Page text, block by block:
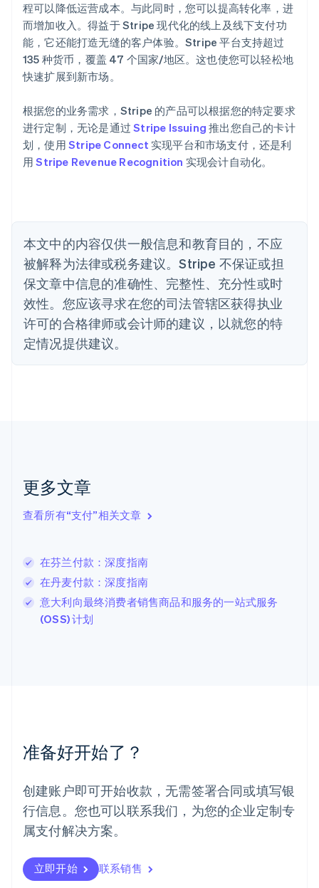
程可以降低运营成本。与此同时，您可以提高转化率，进
而增加收入。得益于 Stripe 现代化的线上及线下支付功
能，它还能打造无缝的客户体验。Stripe 平台支持超过
135 种货币，覆盖 47 个国家/地区。这也使您可以轻松地
快速扩展到新市场。
根据您的业务需求，Stripe 的产品可以根据您的特定要求
进行定制，无论是通过Stripe Issuing 推出您自己的卡计
划，使用 Stripe Connect 实现平台和市场支付，还是利
用Stripe Revenue Recognition 实现会计自动化。
本文中的内容仅供一般信息和教育目的，不应
被解释为法律或税务建议。Stripe 不保证或担
保文章中信息的准确性、完整性、充分性或时
效性。您应该寻求在您的司法管辖区获得执业
许可的合格律师或会计师的建议，以就您的特
定情况提供建议。
更多文章
查看所有“支付”相关文章
在芬兰付款：深度指南
在丹麦付款：深度指南
意大利向最终消费者销售商品和服务的一站式服务
(OSS) 计划
准备好开始了？
创建账户即可开始收款，无需签署合同或填写银
行信息。您也可以联系我们，为您的企业定制专
属支付解决方案。
立即开始 联系销售
English
爱尔兰
English
爱沙尼亚
English
澳大利亚
English
巴西
PortuguêsEnglish
保加利亚
English
丹麦
English
德国
DeutschEnglish
法国
FrançaisEnglish
芬兰
EnglishSvenska
English Italiano
拉脱维亚
立陶宛
DeutschEnglish
卢森堡
Français Deutsch English
罗马尼亚
English
挪威
葡萄牙
Português English
日本
日本語English
瑞典
瑞士
DeutschFrançais